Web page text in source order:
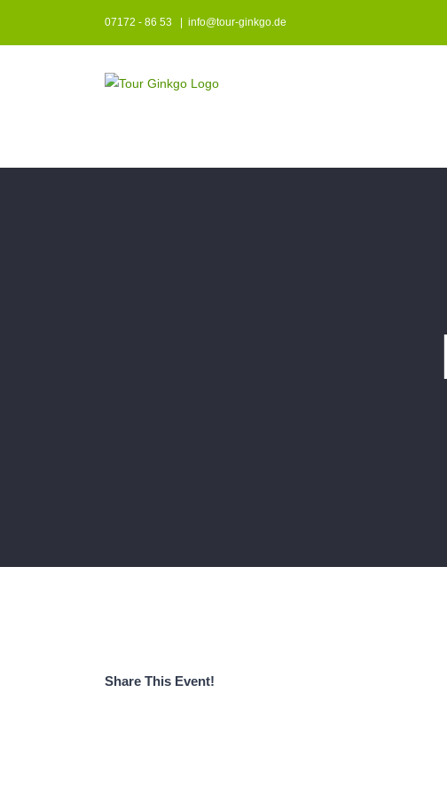
07172 - 86 53 info@tour-ginkgo.de
Share This Event!